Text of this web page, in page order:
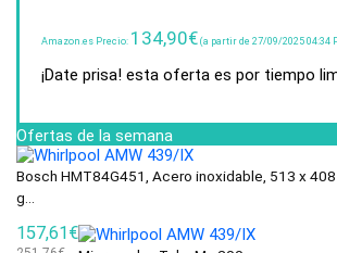
Amazon.es Precio: 134,90€ (a partir de 27/09/2025 04:34
¡Date prisa! esta oferta es por tiempo
Ofertas de la semana
Bosch HMT84G451, Acero inoxidable, 513 x
g...
157,61€